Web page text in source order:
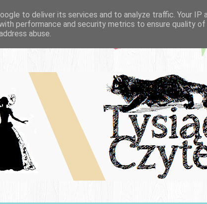
to deliver its services and to analyze traffic. Your IP
performance and security metrics to ensure quality
abuse.